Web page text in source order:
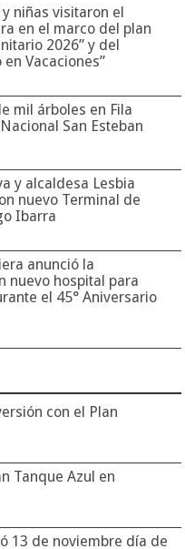
niñas visitaron el
en el marco del plan
2026” y del
Vacaciones”
mil árboles en Fila
San Esteban
y alcaldesa Lesbia
nuevo Terminal de
Ibarra
anunció la
nuevo hospital para
el 45° Aniversario
con el Plan
Tanque Azul en
13 de noviembre día de